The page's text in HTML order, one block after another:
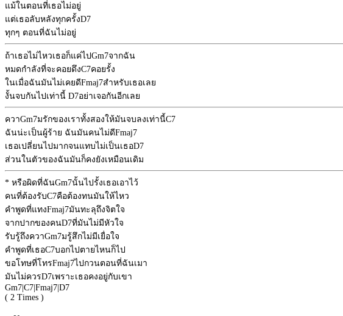
แม้ในตอนที่เธอไม่อยู่
แต่เธอลับหลังทุกครั้งD7
ทุกๆ ตอนที่ฉันไม่อยู่
ถ้าเธอไม่ไหวเธอก็แค่ไปGm7จากฉัน
หมดกำลังที่จะคอยดึงC7คอยรั้ง
ในเมื่อฉันมันไม่เคยดีFmaj7สำหรับเธอเลย
งั้นจบกันไปเท่านี้ D7อย่าเจอกันอีกเลย
ควาGm7มรักของเราทั้งสองให้มันจบลงเท่านี้C7
ฉันน่ะเป็นผู้ร้าย ฉันมันคนไม่ดีFmaj7
เธอเปลี่ยนไปมากจนแทบไม่เป็นเธอD7
ส่วนในตัวของฉันมันก็คงยังเหมือนเดิม
* หรือผิดที่ฉันGm7นั้นไปรั้งเธอเอาไว้
คนที่ต้องรับC7คือต้องทนมันให้ไหว
คำพูดที่แทงFmaj7มันทะลุถึงจิตใจ
จากปากของคนD7ที่มันไม่มีหัวใจ
รับรู้ถึงควาGm7มรู้สึกไม่มีเยื่อใจ
คำพูดที่เธอC7บอกไปตายไหนก็ไป
ขอโทษที่โทรFmaj7ไปกวนตอนที่ฉันเมา
มันไม่ควรD7เพราะเธอคงอยู่กับเขา
Gm7 C7 Fmaj7 D7
( 2 Times )